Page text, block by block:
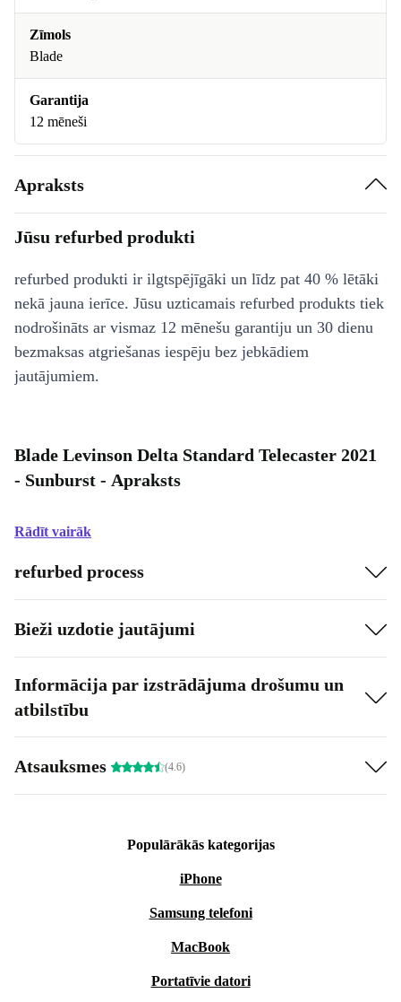
Zīmols
Blade
Garantija
12 mēneši
Apraksts
Jūsu refurbed produkti
refurbed produkti ir ilgtspējīgāki un līdz pat 40 % lētāki
nekā jauna ierīce. Jūsu uzticamais refurbed produkts tiek
nodrošināts ar vismaz 12 mēnešu garantiju un 30 dienu
bezmaksas atgriešanas iespēju bez jebkādiem
jautājumiem.
Blade Levinson Delta Standard Telecaster 2021
- Sunburst - Apraksts
Rādīt vairāk
refurbed process
Bieži uzdotie jautājumi
Informācija par izstrādājuma drošumu un
atbilstību
Atsauksmes (4.6)
Populārākās kategorijas
iPhone
Samsung telefoni
MacBook
Portatīvie datori